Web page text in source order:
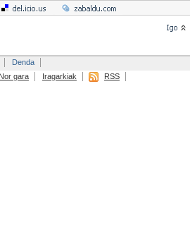
Denda
Nor gara Iragarkiak RSS